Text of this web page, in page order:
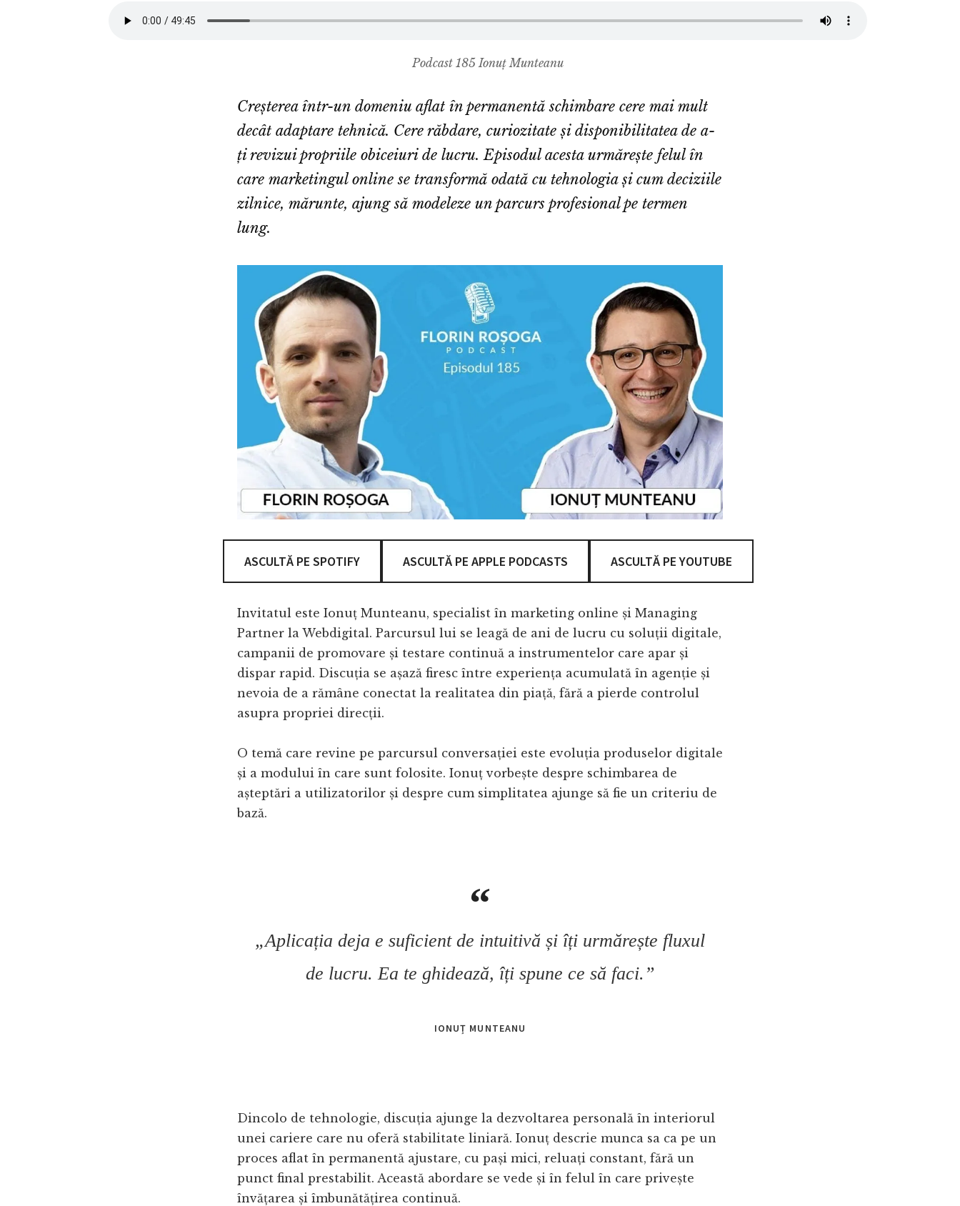
Podcast 185 Ionuț Munteanu
Creșterea într-un domeniu aflat în permanentă schimbare cere mai mult
decât adaptare tehnică. Cere răbdare, curiozitate și disponibilitatea de a-
ți revizui propriile obiceiuri de lucru. Episodul acesta urmărește felul în
care marketingul online se transformă odată cu tehnologia și cum deciziile
zilnice, mărunte, ajung să modeleze un parcurs profesional pe termen
lung.
ASCULTĂ PE SPOTIFY ASCULTĂ PE APPLE PODCASTS ASCULTĂ PE YOUTUBE
Invitatul este Ionuț Munteanu, specialist în marketing online și Managing
Partner la Webdigital. Parcursul lui se leagă de ani de lucru cu soluții digitale,
campanii de promovare și testare continuă a instrumentelor care apar și
dispar rapid. Discuția se așază firesc între experiența acumulată în agenție și
nevoia de a rămâne conectat la realitatea din piață, fără a pierde controlul
asupra propriei direcții.
O temă care revine pe parcursul conversației este evoluția produselor digitale
și a modului în care sunt folosite. Ionuț vorbește despre schimbarea de
așteptări a utilizatorilor și despre cum simplitatea ajunge să fie un criteriu de
bază.
„Aplicația deja e suficient de intuitivă și îți urmărește fluxul
de lucru. Ea te ghidează, îți spune ce să faci.”
IONUȚ MUNTEANU
Dincolo de tehnologie, discuția ajunge la dezvoltarea personală în interiorul
unei cariere care nu oferă stabilitate liniară. Ionuț descrie munca sa ca pe un
proces aflat în permanentă ajustare, cu pași mici, reluați constant, fără un
punct final prestabilit. Această abordare se vede și în felul în care privește
învățarea și îmbunătățirea continuă.